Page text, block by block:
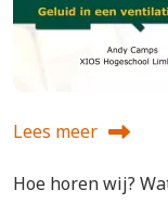
Lees meer
over Geluid in een
Hoe horen wij?